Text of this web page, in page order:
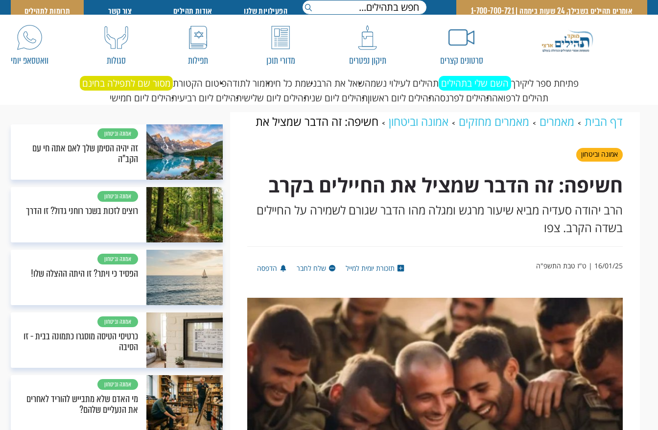
אומרים תהילים בשבילך, 24 שעות ביממה | 1-700-700-721 הפעילויות שלנו אודות תהילים צור קשר תרומות לתהילים
סרטונים קצרים תיקון נפטרים מדורי תוכן תפילות סגולות וואטסאפ יומי
פתיחת ספר ליקירך השם שלי בתהילים תהילים לעילוי נשמהשאל את הרבנשמת כל חימזמור לתודהפיטום הקטורת מסור שם לתפילה בחינם
תהילים לרפואהתהילים לפרנסהתהילים ליום ראשוןתהילים ליום שניתהילים ליום שלישיתהילים ליום רביעיתהילים ליום חמישי
דף הבית מאמרים מאמרים מחזקים אמונה וביטחון
חשיפה: זה הדבר שמציל את
החיילים בקרב
אמונה וביטחון
חשיפה: זה הדבר שמציל את החיילים בקרב
הרב יהודה סעדיה מביא שיעור מרגש ומגלה מהו הדבר שגורם לשמירה על החיילים
בשדה הקרב. צפו
16/01/25 | ט"ז טבת התשפ"ה תזכורת יומית למייל שלח לחבר הדפסה
אמונה וביטחון
זה יהיה הסימן שלך לאם אתה חי עם
הקב"ה
אמונה וביטחון
רוצים לזכות בשכר רוחני גדול? זו הדרך
אמונה וביטחון
הפסיד כי ויתר? זו היתה ההצלה שלו!
אמונה וביטחון
כרטיסי הטיסה מוסגרו כתמונה בבית - זו
הסיבה
אמונה וביטחון
מי האדם שלא מתבייש להוריד לאחרים
את הנעליים שלהם?